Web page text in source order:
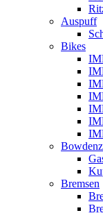
Auspuff
Bikes
Bremsen